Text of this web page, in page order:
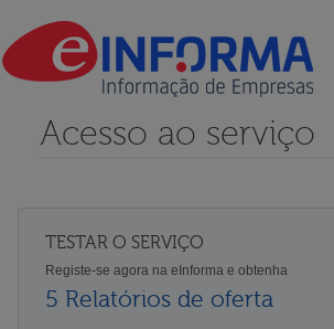
Acesso ao serviço
TESTAR O SERVIÇO
Registe-se agora na eInforma e obtenha
5 Relatórios de oferta